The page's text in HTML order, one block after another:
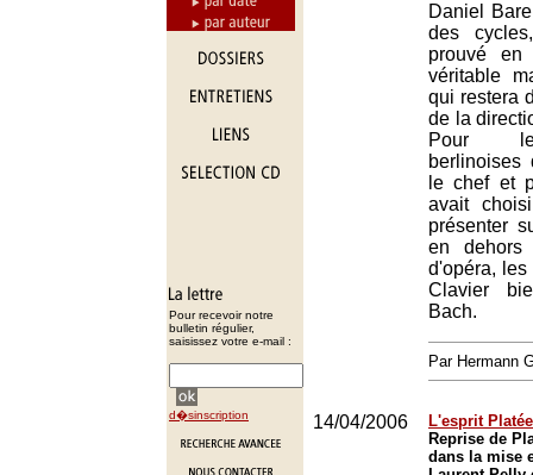
Pour recevoir notre
bulletin régulier,
saisissez votre e-mail :
d�sinscription
Daniel
des
prouvé
véritable
qui restera
de la
Pour
berlinoises
le chef et
avait
présenter
en dehors
d'opéra,
Clavier
Bach.
Par Hermann
14/04/2006
L'esprit Platée
Reprise de
dans la mise